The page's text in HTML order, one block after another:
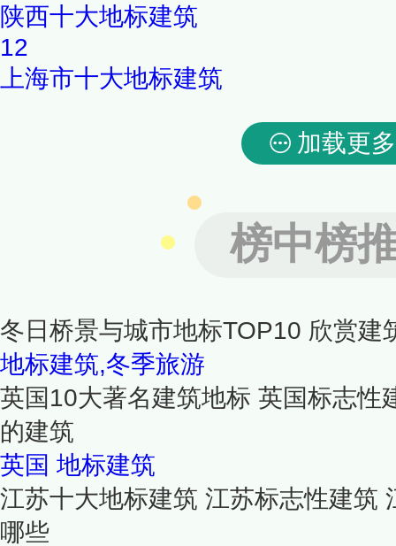
陕西十大地标建筑
12
上海市十大地标建筑
加载更多
榜中榜
冬日桥景与城市地标TOP10 欣赏建
地标建筑,冬季旅游
英国10大著名建筑地标 英国标志性
的建筑
英国 地标建筑
江苏十大地标建筑 江苏标志性建筑
哪些